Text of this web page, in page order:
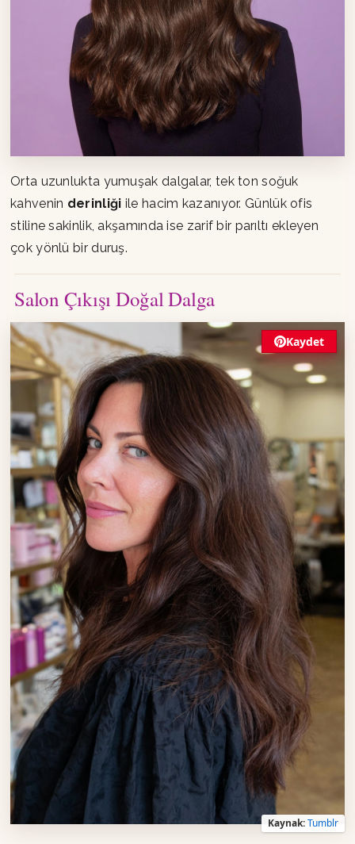
Orta uzunlukta yumuşak dalgalar, tek ton soğuk
kahvenin derinliği ile hacim kazanıyor. Günlük ofis
stiline sakinlik, akşamında ise zarif bir parıltı ekleyen
çok yönlü bir duruş.
Salon Çıkışı Doğal Dalga
Kaydet
Kaynak:Tumblr